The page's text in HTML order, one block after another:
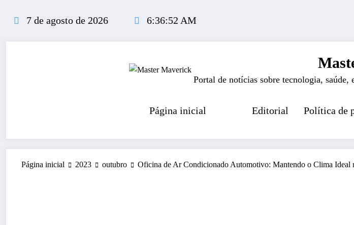
conteúdo
7 de agosto de 2026 6:36:53 AM
Portal de notícias sobre tecnologia,
Página inicial Editorial Política de
Página inicial 2023 outubro Oficina de Ar Condicionado Automotivo: Mantendo o Clima Ideal